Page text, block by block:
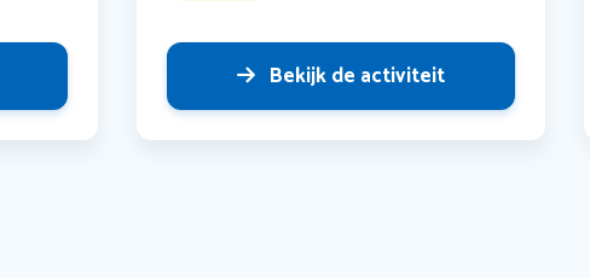
Bekijk de activiteit